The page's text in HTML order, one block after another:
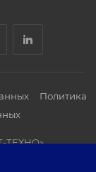
Политика
ТЕХНО»